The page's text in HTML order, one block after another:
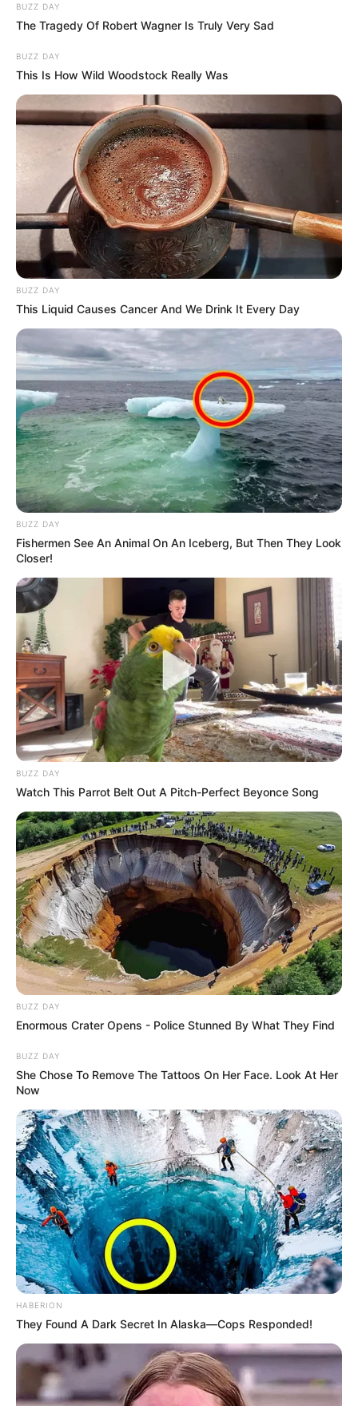
BUZZ DAY
The Tragedy Of Robert Wagner Is Truly Very Sad
BUZZ DAY
This Is How Wild Woodstock Really Was
BUZZ DAY
This Liquid Causes Cancer And We Drink It Every Day
BUZZ DAY
Fishermen See An Animal On An Iceberg, But Then They Look
Closer!
BUZZ DAY
Watch This Parrot Belt Out A Pitch-Perfect Beyonce Song
BUZZ DAY
Enormous Crater Opens - Police Stunned By What They Find
BUZZ DAY
She Chose To Remove The Tattoos On Her Face. Look At Her
Now
HABERION
They Found A Dark Secret In Alaska—Cops Responded!